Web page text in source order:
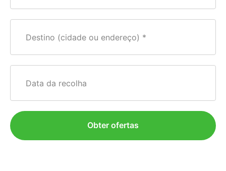
Destino (cidade ou endereço)
Data da recolha
Obter ofertas